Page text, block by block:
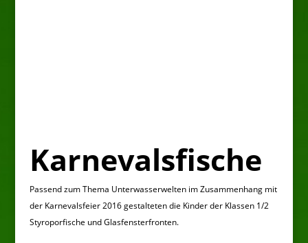
Karnevalsfische
Passend zum Thema Unterwasserwelten im Zusammenhang mit
der Karnevalsfeier 2016 gestalteten die Kinder der Klassen 1/2
Styroporfische und Glasfensterfronten.